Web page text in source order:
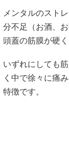
メンタルのスト
分不足（お酒、
頭蓋の筋膜が硬
いずれにしても
く中で徐々に痛
特徴です。